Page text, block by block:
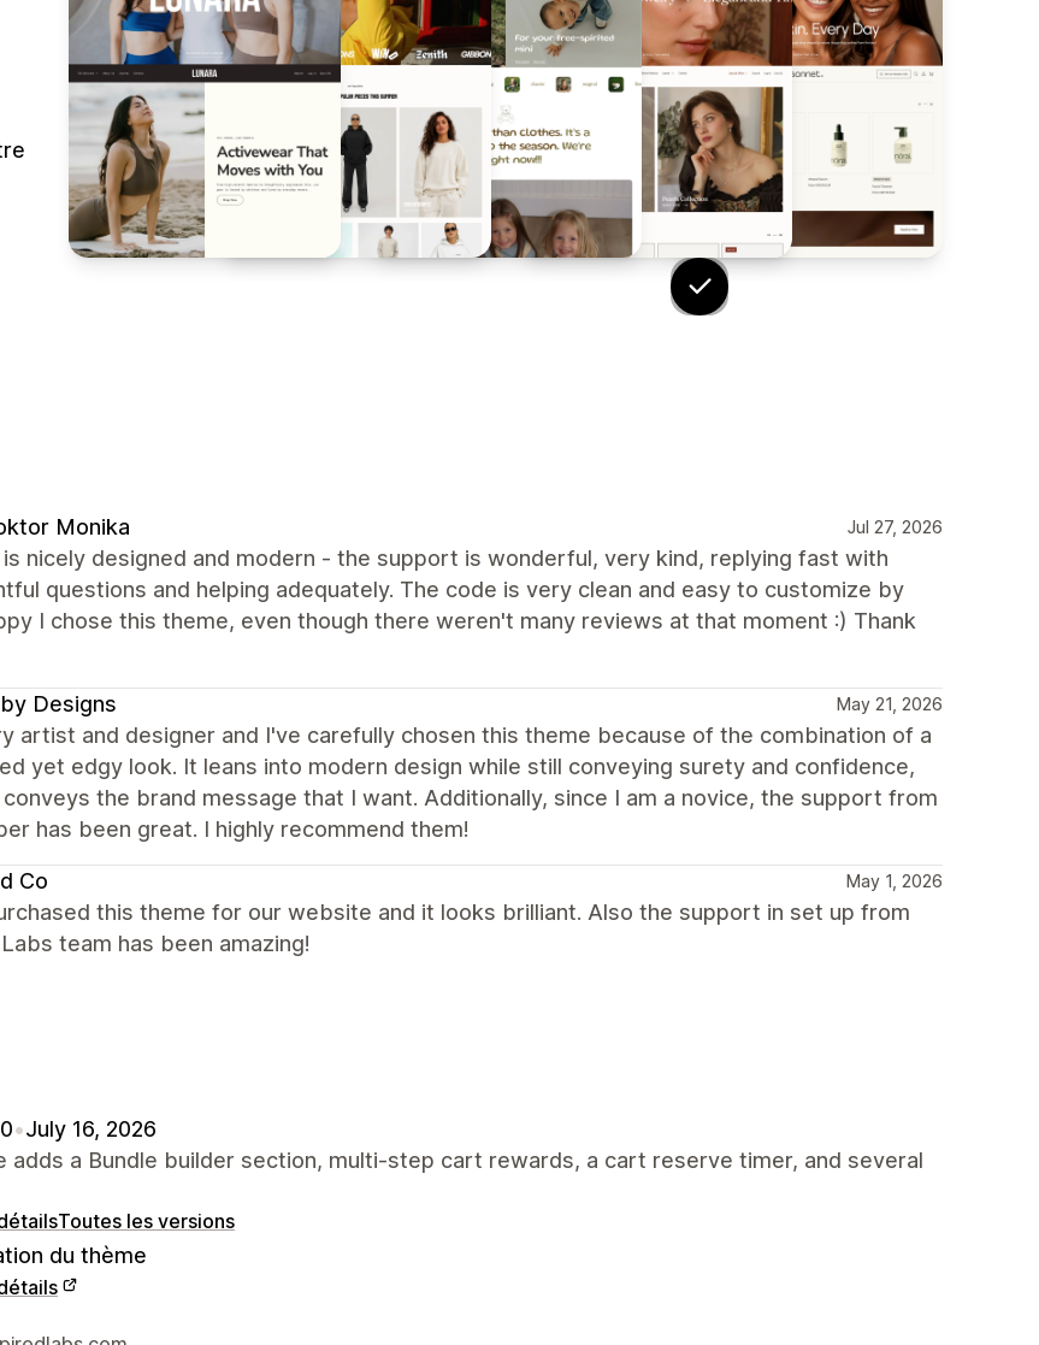
Monika Jul 27, 2026
nicely designed and modern - the support is wonderful, very kind, replying fast with
questions and helping adequately. The code is very clean and easy to customize by
I chose this theme, even though there weren't many reviews at that moment :) Thank
Designs May 21, 2026
artist and designer and I've carefully chosen this theme because of the combination of a
yet edgy look. It leans into modern design while still conveying surety and confidence,
the brand message that I want. Additionally, since I am a novice, the support from
has been great. I highly recommend them!
Co May 1, 2026
this theme for our website and it looks brilliant. Also the support in set up from
team has been amazing!
•July 16, 2026
adds a Bundle builder section, multi-step cart rewards, a cart reserve timer, and several
Toutes les versions
du thème
concepteur